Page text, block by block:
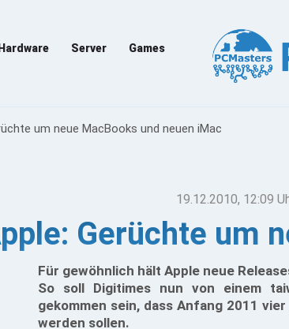
Hardware Server Games
um neue MacBooks und neuen iMac
19.12.2010, 12:09
Gerüchte um
Für gewöhnlich hält Apple neue
So soll Digitimes nun von einem
gekommen sein, dass Anfang 2011
werden sollen.